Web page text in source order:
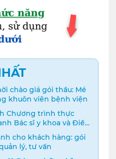
chào giá gói thầu: Mé
khuôn viên bệnh viện
Chương trình thực
Bác sĩ y khoa và Điều
cho khách hàng: gói
lý, tư vấn